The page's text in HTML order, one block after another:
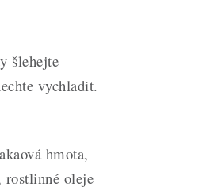
šlehejte
vychladit.
hmota,
rostlinné oleje